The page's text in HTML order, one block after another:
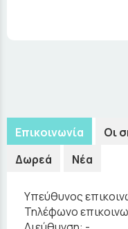
Επικοινωνία Οι
Δωρεά
Νέα
Υπεύθυνος
Τηλέφωνο